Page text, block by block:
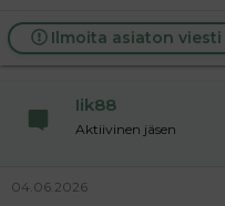
a
c
t
Ilmoita asiaton viesti
Iik88
Aktiivinen jäsen
04.06.2026